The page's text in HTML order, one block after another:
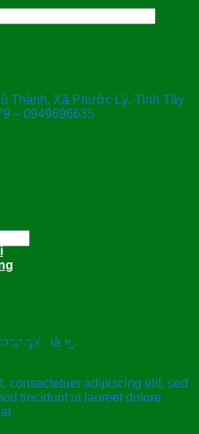
Thành, Xã Phước Lý, Tỉnh Tây
– 0949696635
giỏ hàng.Poster
consectetuer adipiscing elit, sed
tincidunt ut laoreet dolore